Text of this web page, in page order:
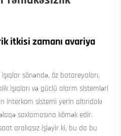
itkisi zamanı avariya
sönəndə, öz batareyaları,
işıqları və güclü alarm sistemləri
interkom sistemi yerin altındakı
saxlamasına kömək edir.
aralıqsız işləyir ki, bu da bu